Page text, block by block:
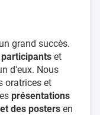
grand succès.
et
d'eux. Nous
oratrices et
présentations
et des posters en